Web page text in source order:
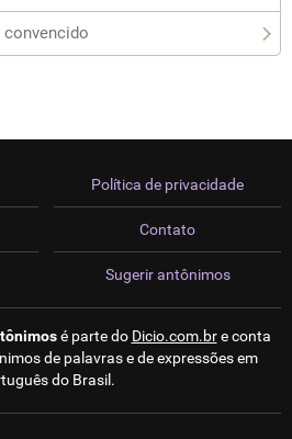
convencido
Política de privacidade
Contato
Sugerir antônimos
é parte do Dicio.com.bre conta
de palavras e de expressões em
do Brasil.